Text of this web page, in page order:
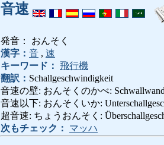
音速
発音： おんそく
漢字： 音 , 速
キーワード： 飛行機
翻訳： Schallgeschwindigkeit
音速の壁: おんそくのかべ:
音速以下: おんそくいか:
超音速: ちょうおんそく:
次もチェック：
マッハ